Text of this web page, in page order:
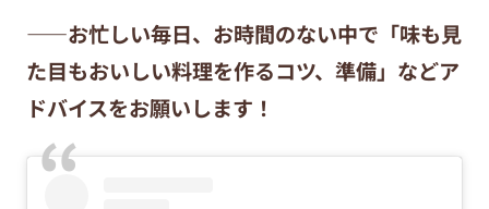
——お忙しい毎日、お時間のない中で「味も見
た目もおいしい料理を作るコツ、準備」などア
ドバイスをお願いします！